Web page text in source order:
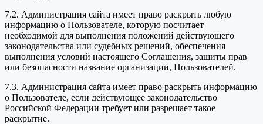
7.2. Администрация сайта имеет право раскрыть любую
информацию о Пользователе, которую посчитает
необходимой для выполнения положений действующего
законодательства или судебных решений, обеспечения
выполнения условий настоящего Соглашения, защиты прав
или безопасности название организации, Пользователей.
7.3. Администрация сайта имеет право раскрыть информацию
о Пользователе, если действующее законодательство
Российской Федерации требует или разрешает такое
раскрытие.